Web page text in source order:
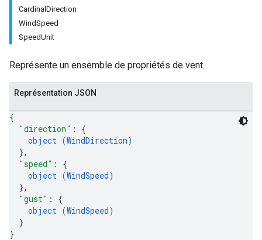
CardinalDirection
WindSpeed
SpeedUnit
Représente un ensemble de propriétés de vent.
Représentation JSON
{
"direction" : {
object (WindDirection)
},
"speed" : {
object (WindSpeed)
},
"gust" : {
object (WindSpeed)
}
}